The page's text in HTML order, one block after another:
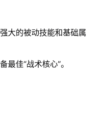
大的被动技能和基础属
佳“战术核心”。